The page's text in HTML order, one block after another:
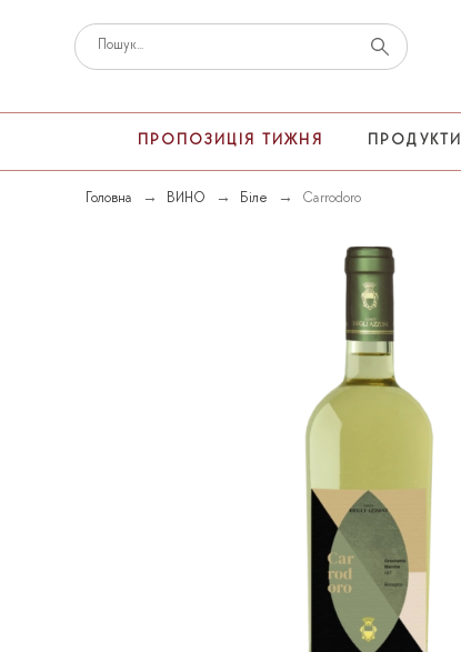
ПРОПОЗИЦІЯ ТИЖНЯ ПРОДУКТИ
Головна ВИНО Біле Carrodoro